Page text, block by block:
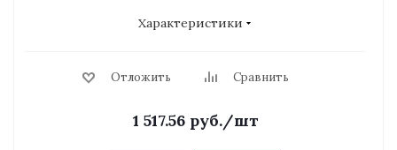
Характеристики
Отложить Сравнить
1 517.56руб./шт